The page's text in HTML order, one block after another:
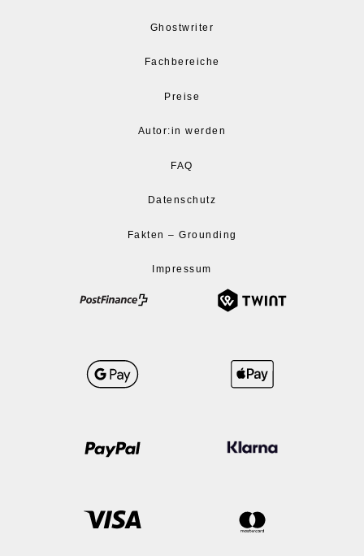
Ghostwriter
Fachbereiche
Preise
Autor:in werden
FAQ
Datenschutz
Fakten – Grounding
Impressum